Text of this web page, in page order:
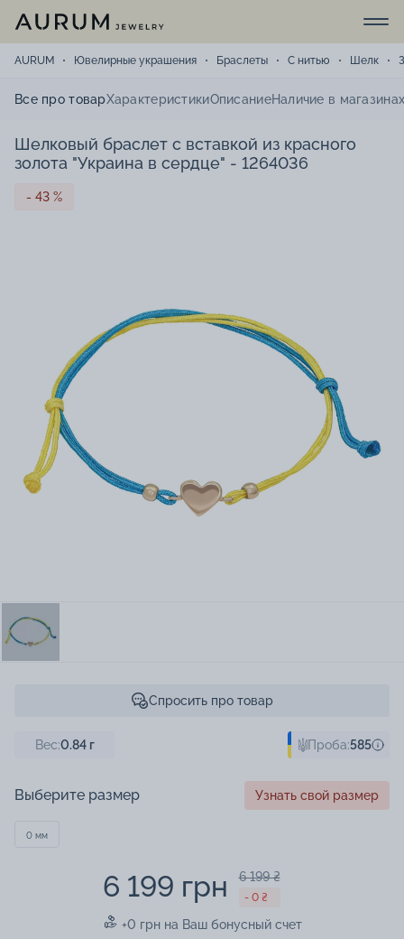
AURUM Ювелирные украшения Браслеты С нитью Шелк
Все про товарХарактеристикиОписаниеНаличие в
Шелковый браслет с вставкой из красного
золота "Украина в сердце" - 1264036
- 43 %
Спросить про товар
Вес:0.84г Проба:585
Выберите размер Узнать свой размер
0 мм
6 199 грн 6 199 ₴
- 0 ₴
+0 грн на Ваш бонусный счет